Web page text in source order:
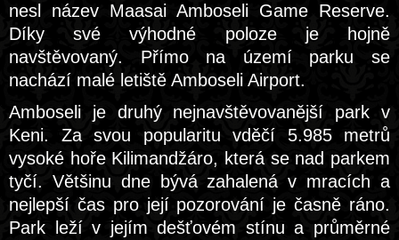
nesl název Maasai Amboseli Game Reserve.
Díky své výhodné poloze je hojně
navštěvovaný. Přímo na území parku se
nachází malé letiště Amboseli Airport.
Amboseli je druhý nejnavštěvovanější park v
Keni. Za svou popularitu vděčí 5.985 metrů
vysoké hoře Kilimandžáro, která se nad parkem
tyčí. Většinu dne bývá zahalená v mracích a
nejlepší čas pro její pozorování je časně ráno.
Park leží v jejím dešťovém stínu a průměrné